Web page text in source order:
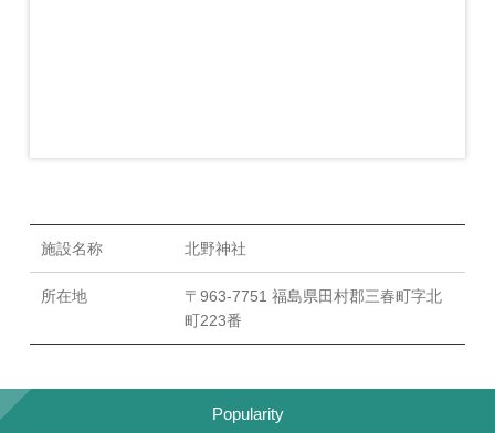
施設名称 北野神社
所在地
〒963-7751 福島県田村郡三春町字北
町223番
Popularity